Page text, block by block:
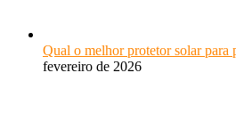
Qual o melhor protetor solar para
fevereiro de 2026